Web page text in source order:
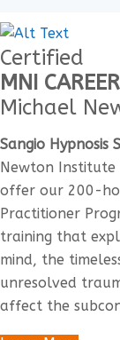
Certified
MNI
Michael
Sangio Hypnosis
Newton Institute
offer our 200-
Practitioner
training that
mind, the
unresolved
affect the